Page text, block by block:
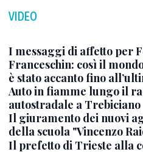
VIDEO
I messaggi di affetto per
Franceschin: così il
è stato accanto fino
Auto in fiamme lungo il
autostradale a Trebiciano
Il giuramento dei nuovi
della scuola "Vincenzo
Il prefetto di Trieste alla